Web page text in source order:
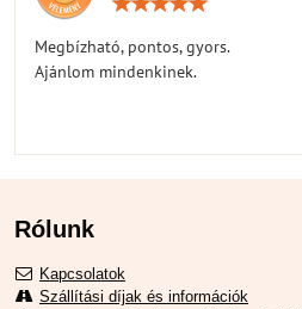
Megbízható, pontos, gyors.
Ajánlom mindenkinek.
Rólunk
Kapcsolatok
Szállítási díjak és információk